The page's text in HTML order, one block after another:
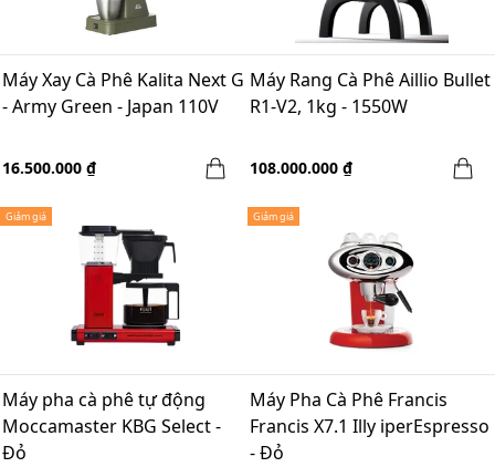
Máy Xay Cà Phê Kalita Next G
- Army Green - Japan 110V
16.500.000 ₫
Máy Rang Cà Phê Aillio Bullet
R1-V2, 1kg - 1550W
108.000.000 ₫
Giảm giá
Máy pha cà phê tự động
Moccamaster KBG Select -
Đỏ
Giảm giá
Máy Pha Cà Phê Francis
Francis X7.1 Illy iperEspresso
- Đỏ